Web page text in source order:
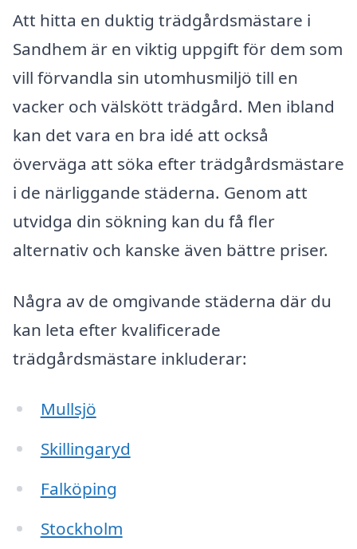
Att hitta en duktig trädgårdsmästare i
Sandhem är en viktig uppgift för dem som
vill förvandla sin utomhusmiljö till en
vacker och välskött trädgård. Men ibland
kan det vara en bra idé att också
överväga att söka efter trädgårdsmästare
i de närliggande städerna. Genom att
utvidga din sökning kan du få fler
alternativ och kanske även bättre priser.
Några av de omgivande städerna där du
kan leta efter kvalificerade
trädgårdsmästare inkluderar:
Mullsjö
Skillingaryd
Falköping
Stockholm